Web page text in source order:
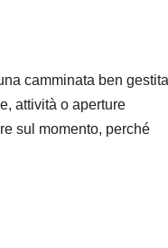
camminata ben
attività o aperture
sul momento, perché